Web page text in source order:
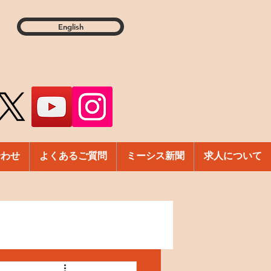
English
せ よくあるご質問 ミーシス新聞 求人について